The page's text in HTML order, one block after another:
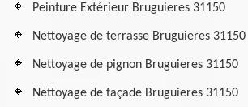
Peinture Extérieur Bruguieres 31150
Nettoyage de terrasse Bruguieres 31150
Nettoyage de pignon Bruguieres 31150
Nettoyage de façade Bruguieres 31150